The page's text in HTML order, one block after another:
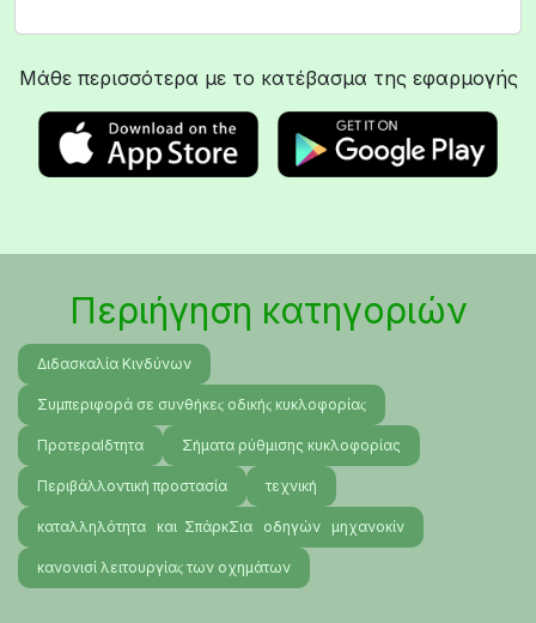
Μάθε περισσότερα με το κατέβασμα της εφαρμογής
Περιήγηση κατηγοριών
Διδασκαλία Κινδύνων
Συμπεριφορά σε συνθήκεϛ οδικήϛ κυκλοφορίαϛ
ΠροτεραΙδτητα Σήματα ρύθμισης κυκλοφορίας
Περιβάλλοντική προστασία τεχνική
καταλληλότητα και ΣπάρκΣια οδηγών μηχανοκίν
κανονισί λειτουργίαϛ των οχημάτων